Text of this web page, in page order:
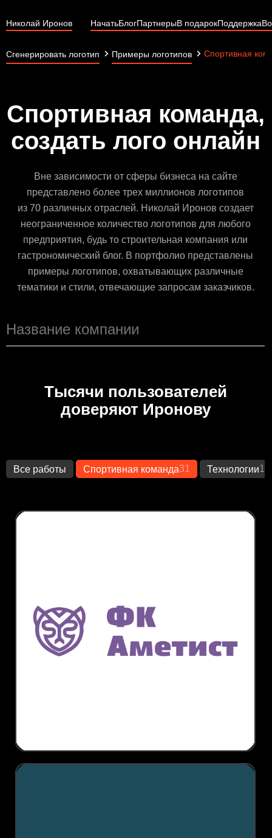
Николай Иронов НачатьБлогПартнерыВ подарокПоддержка
Сгенерировать логотип Примеры логотипов Спортивная
Спортивная команда,
создать лого онлайн
Вне зависимости от сферы бизнеса на сайте
представлено более трех миллионов логотипов
из 70 различных отраслей. Николай Иронов создает
неограниченное количество логотипов для любого
предприятия, будь то строительная компания или
гастрономический блог. В портфолио представлены
примеры логотипов, охватывающих различные
тематики и стили, отвечающие запросам заказчиков.
Тысячи пользователей
доверяют Иронову
Все работы Спортивная команда31 Технологии